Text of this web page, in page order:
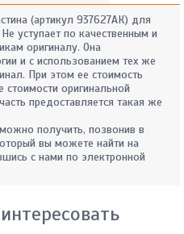
(артикул 937627АК) для
уступает по качественным и
оригиналу. Она
и с использованием тех же
При этом ее стоимость
оригинальной
предоставляется такая же
получить, позвонив в
вы можете найти на
с нами по электронной